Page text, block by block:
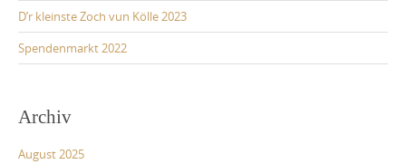
D’r kleinste Zoch vun Kölle 2023
Spendenmarkt 2022
Archiv
August 2025